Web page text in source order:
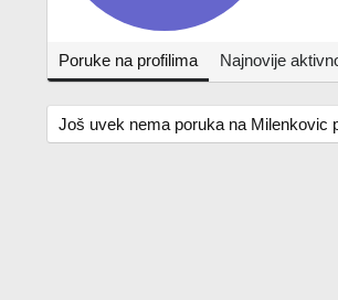
Poruke na profilima Najnovije
Još uvek nema poruka na Milenkovic